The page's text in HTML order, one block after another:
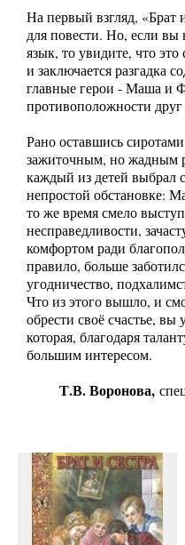
На первый взгляд, «Брат
для повести. Но, если вы
язык, то увидите, что
и заключается разгадка
главные герои - Маша и
противоположности
Рано оставшись
зажиточным, но жадным
каждый из детей выбрал
непростой обстановке:
то же время смело
несправедливости,
комфортом ради
правило, больше
угодничество,
Что из этого вышло, и
обрести своё счастье, вы
которая, благодаря
большим интересом.
Т.В. Воронова,